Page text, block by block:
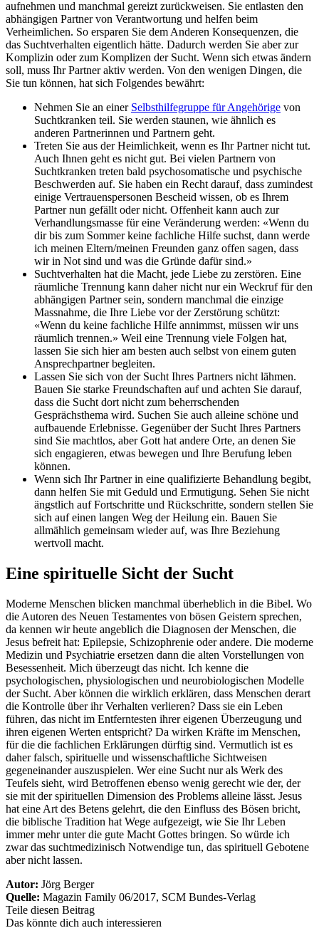
aufnehmen und manchmal gereizt zurückweisen. Sie entlasten den
abhängigen Partner von Verantwortung und helfen beim
Verheimlichen. So ersparen Sie dem Anderen Konsequenzen, die
das Suchtverhalten eigentlich hätte. Dadurch werden Sie aber zur
Komplizin oder zum Komplizen der Sucht. Wenn sich etwas ändern
soll, muss Ihr Partner aktiv werden. Von den wenigen Dingen, die
Sie tun können, hat sich Folgendes bewährt:
Nehmen Sie an einer Selbsthilfegruppe für Angehörige von
Suchtkranken teil. Sie werden staunen, wie ähnlich es
anderen Partnerinnen und Partnern geht.
Treten Sie aus der Heimlichkeit, wenn es Ihr Partner nicht tut.
Auch Ihnen geht es nicht gut. Bei vielen Partnern von
Suchtkranken treten bald psychosomatische und psychische
Beschwerden auf. Sie haben ein Recht darauf, dass zumindest
einige Vertrauenspersonen Bescheid wissen, ob es Ihrem
Partner nun gefällt oder nicht. Offenheit kann auch zur
Verhandlungsmasse für eine Veränderung werden: «Wenn du
dir bis zum Sommer keine fachliche Hilfe suchst, dann werde
ich meinen Eltern/meinen Freunden ganz offen sagen, dass
wir in Not sind und was die Gründe dafür sind.»
Suchtverhalten hat die Macht, jede Liebe zu zerstören. Eine
räumliche Trennung kann daher nicht nur ein Weckruf für den
abhängigen Partner sein, sondern manchmal die einzige
Massnahme, die Ihre Liebe vor der Zerstörung schützt:
«Wenn du keine fachliche Hilfe annimmst, müssen wir uns
räumlich trennen.» Weil eine Trennung viele Folgen hat,
lassen Sie sich hier am besten auch selbst von einem guten
Ansprechpartner begleiten.
Lassen Sie sich von der Sucht Ihres Partners nicht lähmen.
Bauen Sie starke Freundschaften auf und achten Sie darauf,
dass die Sucht dort nicht zum beherrschenden
Gesprächsthema wird. Suchen Sie auch alleine schöne und
aufbauende Erlebnisse. Gegenüber der Sucht Ihres Partners
sind Sie machtlos, aber Gott hat andere Orte, an denen Sie
sich engagieren, etwas bewegen und Ihre Berufung leben
können.
Wenn sich Ihr Partner in eine qualifizierte Behandlung begibt,
dann helfen Sie mit Geduld und Ermutigung. Sehen Sie nicht
ängstlich auf Fortschritte und Rückschritte, sondern stellen Sie
sich auf einen langen Weg der Heilung ein. Bauen Sie
allmählich gemeinsam wieder auf, was Ihre Beziehung
wertvoll macht.
Eine spirituelle Sicht der Sucht
Moderne Menschen blicken manchmal überheblich in die Bibel. Wo
die Autoren des Neuen Testamentes von bösen Geistern sprechen,
da kennen wir heute angeblich die Diagnosen der Menschen, die
Jesus befreit hat: Epilepsie, Schizophrenie oder andere. Die moderne
Medizin und Psychiatrie ersetzen dann die alten Vorstellungen von
Besessenheit. Mich überzeugt das nicht. Ich kenne die
psychologischen, physiologischen und neurobiologischen Modelle
der Sucht. Aber können die wirklich erklären, dass Menschen derart
die Kontrolle über ihr Verhalten verlieren? Dass sie ein Leben
führen, das nicht im Entferntesten ihrer eigenen Überzeugung und
ihren eigenen Werten entspricht? Da wirken Kräfte im Menschen,
für die die fachlichen Erklärungen dürftig sind. Vermutlich ist es
daher falsch, spirituelle und wissenschaftliche Sichtweisen
gegeneinander auszuspielen. Wer eine Sucht nur als Werk des
Teufels sieht, wird Betroffenen ebenso wenig gerecht wie der, der
sie mit der spirituellen Dimension des Problems alleine lässt. Jesus
hat eine Art des Betens gelehrt, die den Einfluss des Bösen bricht,
die biblische Tradition hat Wege aufgezeigt, wie Sie Ihr Leben
immer mehr unter die gute Macht Gottes bringen. So würde ich
zwar das suchtmedizinisch Notwendige tun, das spirituell Gebotene
aber nicht lassen.
Autor: Jörg Berger
Quelle: Magazin Family 06/2017, SCM Bundes-Verlag
Teile diesen Beitrag
Das könnte dich auch interessieren